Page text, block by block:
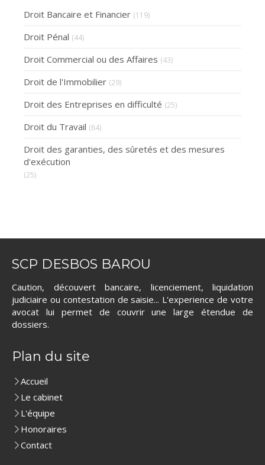
Droit Bancaire et Financier (119)
Droit Pénal (44)
Droit Commercial ou des Affaires (43)
Droit de l'Immobilier (29)
Droit des Entreprises en difficulté (25)
Droit du Travail (64)
Droit des garanties, des sûretés et des mesures
d'exécution
(25)
SCP DESBOS BAROU
Caution, découvert bancaire, licenciement, liquidation
judiciaire ou contestation de saisie... L'experience de votre
avocat lui permet de couvrir une large étendue de
dossiers.
Plan du site
Accueil
Le cabinet
L'équipe
Honoraires
Contact